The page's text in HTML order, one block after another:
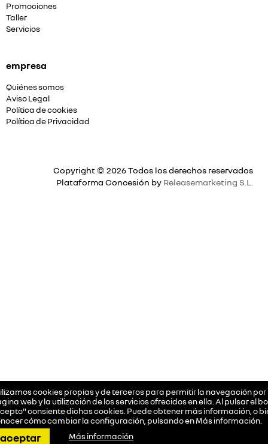
cookies propias y de terceros para permitir la navegación por
web y la utilización de los servicios ofrecidos en ella. Al pulsar el
consiente dichas cookies. Puede obtener más información, o
cómo cambiar la configuración, pulsando enMás información
aceptar Más información
llamar pedir cita dirección
Promociones
Taller
Servicios
empresa
Quiénes somos
Aviso Legal
Política de cookies
Política de Privacidad
Copyright © 2026 Todos los derechos reservados
Plataforma Concesión by Releasemarketing S.L.